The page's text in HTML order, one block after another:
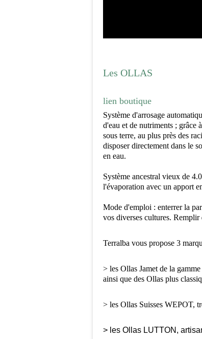
Les OLLAS
lien boutique
Système d'arrosage
d'eau et de nutriments ; grâce
sous terre, au plus près des
disposer directement dans le
en eau.
Système ancestral vieux de
l'évaporation avec un apport
Mode d'emploi : enterrer la
vos diverses cultures.
Terralba vous propose 3
> les Ollas Jamet de la
ainsi que des Ollas plus
> les Ollas Suisses WEPOT,
> les Ollas LUTTON,